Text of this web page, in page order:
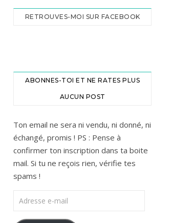
RETROUVES-MOI SUR FACEBOOK
ABONNES-TOI ET NE RATES PLUS
AUCUN POST
Ton email ne sera ni vendu, ni donné, ni
échangé, promis ! PS : Pense à
confirmer ton inscription dans ta boite
mail. Si tu ne reçois rien, vérifie tes
spams !
Adresse e-mail